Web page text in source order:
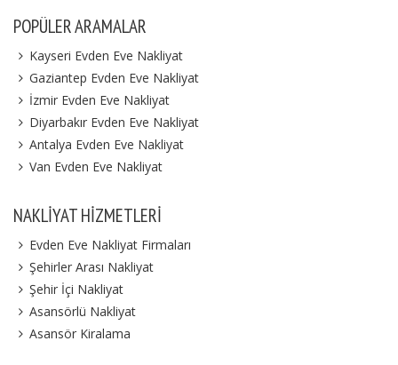
POPÜLER ARAMALAR
Kayseri Evden Eve Nakliyat
Gaziantep Evden Eve Nakliyat
İzmir Evden Eve Nakliyat
Diyarbakır Evden Eve Nakliyat
Antalya Evden Eve Nakliyat
Van Evden Eve Nakliyat
NAKLIYAT HIZMETLERI
Evden Eve Nakliyat Firmaları
Şehirler Arası Nakliyat
Şehir İçi Nakliyat
Asansörlü Nakliyat
Asansör Kiralama